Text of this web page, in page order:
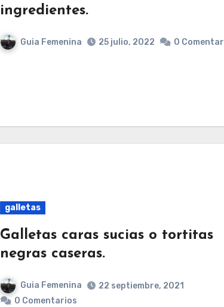
ingredientes.
Guia Femenina 25 julio, 2022 0
galletas
Galletas caras sucias o tortitas
negras caseras.
Guia Femenina
22 septiembre, 2021
0 Comentarios